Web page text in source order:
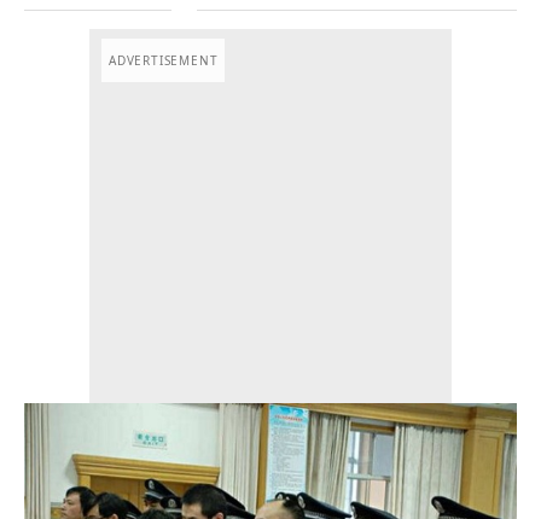
ADVERTISEMENT